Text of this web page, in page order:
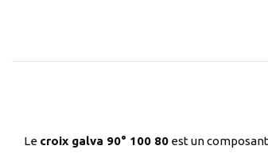
Le croix galva 90° 100 80 est un